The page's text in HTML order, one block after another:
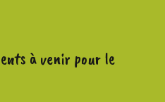
à venir pour le